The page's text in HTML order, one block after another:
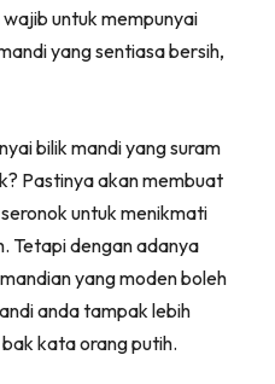
untuk mempunyai
yang sentiasa bersih,
bilik mandi yang suram
Pastinya akan membuat
untuk menikmati
Tetapi dengan adanya
yang moden boleh
anda tampak lebih
bak kata orang putih.